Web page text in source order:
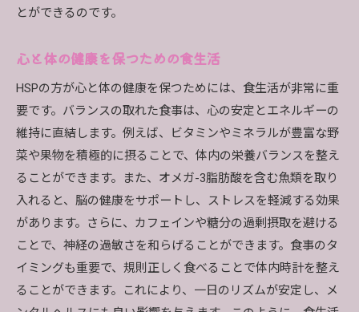
とができるのです。
心と体の健康を保つための食生活
HSPの方が心と体の健康を保つためには、食生活が非常に重
要です。バランスの取れた食事は、心の安定とエネルギーの
維持に直結します。例えば、ビタミンやミネラルが豊富な野
菜や果物を積極的に摂ることで、体内の栄養バランスを整え
ることができます。また、オメガ-3脂肪酸を含む魚類を取り
入れると、脳の健康をサポートし、ストレスを軽減する効果
があります。さらに、カフェインや糖分の過剰摂取を避ける
ことで、神経の過敏さを和らげることができます。食事のタ
イミングも重要で、規則正しく食べることで体内時計を整え
ることができます。これにより、一日のリズムが安定し、メ